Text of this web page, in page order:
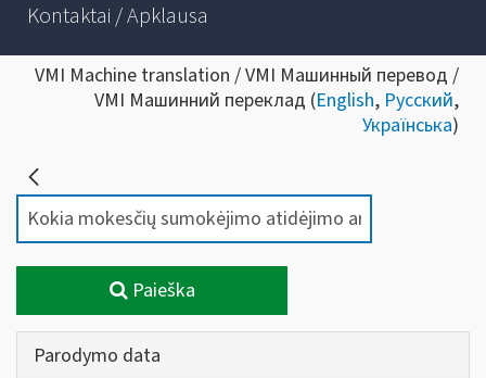
Kontaktai / Apklausa
VMI Machine translation / VMI Машинный перевод /
VMI Машинний переклад (English, Русский,
Українська)
Paieška
Parodymo data